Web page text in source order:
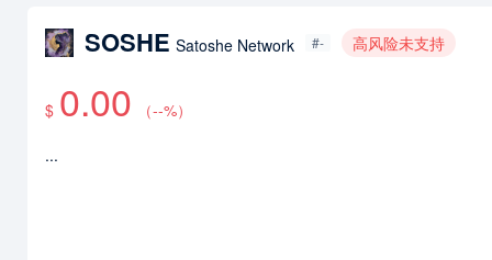
SOSHE Satoshe Network #- 高风险未支持
$ 0.00 （--%）
...